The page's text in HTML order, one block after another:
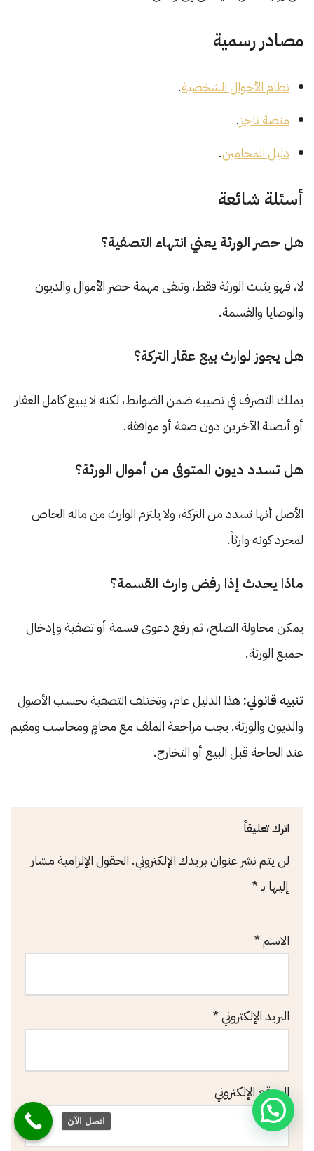
مصادر رسمية
نظام الأحوال الشخصية.
منصة ناجز.
دليل المحامين.
أسئلة شائعة
هل حصر الورثة يعني انتهاء التصفية؟
لا، فهو يثبت الورثة فقط، وتبقى مهمة حصر الأموال والديون
والوصايا والقسمة.
هل يجوز لوارث بيع عقار التركة؟
يملك التصرف في نصيبه ضمن الضوابط، لكنه لا يبيع كامل العقار
أو أنصبة الآخرين دون صفة أو موافقة.
هل تسدد ديون المتوفى من أموال الورثة؟
الأصل أنها تسدد من التركة، ولا يلتزم الوارث من ماله الخاص
لمجرد كونه وارثاً.
ماذا يحدث إذا رفض وارث القسمة؟
يمكن محاولة الصلح، ثم رفع دعوى قسمة أو تصفية وإدخال
جميع الورثة.
تنبيه قانوني: هذا الدليل عام، وتختلف التصفية بحسب الأصول
والديون والورثة. يجب مراجعة الملف مع محامٍ ومحاسب ومقيم
عند الحاجة قبل البيع أو التخارج.
اترك تعليقاً
لن يتم نشر عنوان بريدك الإلكتروني. الحقول الإلزامية مشار
إليها بـ*
الاسم*
البريد الإلكتروني*
الموقع الإلكتروني
اتصل الآن